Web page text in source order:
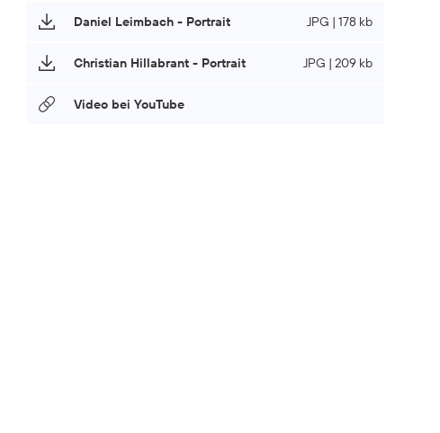
Daniel Leimbach - Portrait JPG | 178 kb
Christian Hillabrant - Portrait JPG | 209 kb
Video bei YouTube